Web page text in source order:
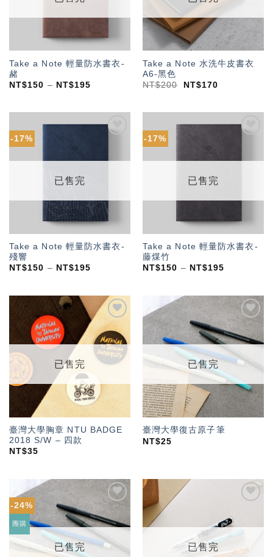
Take a Note 輕量防水書衣-
赭
NT$150 – NT$195
Take a Note 水洗牛皮書衣
A6-黑色
NT$200 NT$170
-17%
望輕
已售完
Take a Note 輕量防水書衣-
殘響
NT$150 – NT$195
-17%
望輕
已售完
Take a Note 輕量防水書衣-
藤煤竹
NT$150 – NT$195
加入
「願
望輕
單」
已售完
臺灣大學胸章 NTU BADGE
2018 S/W – 四款
NT$35
加入
「願
望輕
已售完
臺灣大學復古原子筆
NT$25
-24%
團購
加入
「願
望輕
已售完
望輕
單」
已售完